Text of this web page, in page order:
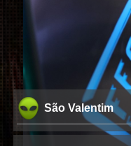
São Valentim